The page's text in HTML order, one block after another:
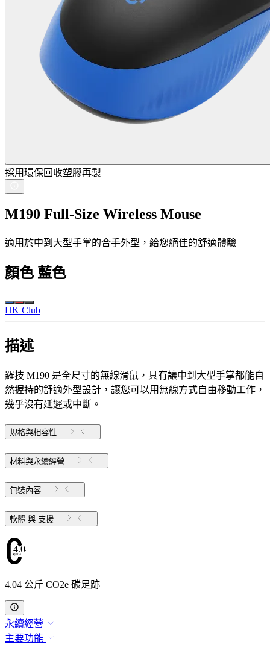
採用環保回收塑膠再製
M190 Full-Size Wireless Mouse
適用於中到大型手掌的合手外型，給您絕佳的舒適體驗
顏色 藍色
HK Club
描述
羅技 M190 是全尺寸的無線滑鼠，具有讓中到大型手掌都能自
然握持的舒適外型設計，讓您可以用無線方式自由移動工作，
幾乎沒有延遲或中斷。
規格與相容性
材料與永續經營
包裝內容
軟體 與 支援
4.04
4.04 公斤 CO2e 碳足跡
永續經營
主要功能